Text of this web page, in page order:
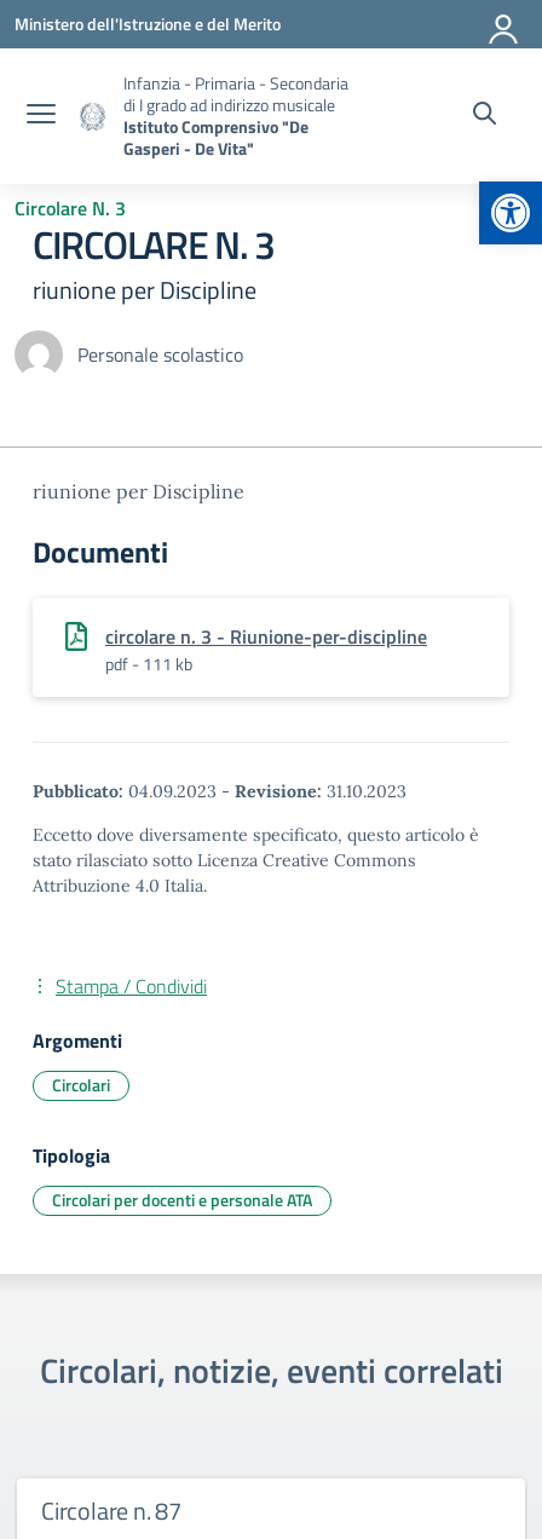
Vai ai contenuti
Vai al menu di navigazione
Vai al footer
Ministero dell'Istruzione e del Merito
Infanzia - Primaria - Secondaria
di I grado ad indirizzo musicale
Istituto Comprensivo "De
Gasperi - De Vita"
Circolare N. 3
CIRCOLARE N. 3
riunione per Discipline
Personale scolastico
riunione per Discipline
Documenti
circolare n. 3 - Riunione-per-discipline
pdf - 111 kb
Pubblicato: 04.09.2023 - Revisione: 31.10.2023
Eccetto dove diversamente specificato, questo articolo è
stato rilasciato sotto Licenza Creative Commons
Attribuzione 4.0 Italia.
Stampa / Condividi
Argomenti
Circolari
Tipologia
Circolari per docenti e personale ATA
Circolari, notizie, eventi correlati
Circolare n. 87